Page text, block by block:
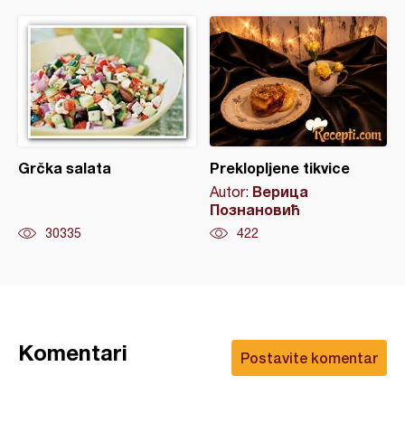
Grčka salata
30335
Preklopljene tikvice
Autor: Верица
Познановић
422
Postavite komentar
Komentari